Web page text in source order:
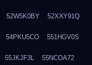
52W5K0BY 52XXY91Q
54PKU5CO 551HGV0S
55JKJF3L 55NCOA72